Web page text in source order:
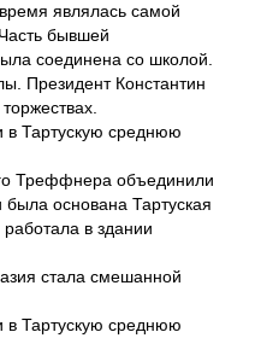
являлась самой
бывшей
соединена со школой.
Президент Константин
в Тартускую среднюю
Треффнера объединили
основана Тартуская
в здании
стала смешанной
в Тартускую среднюю